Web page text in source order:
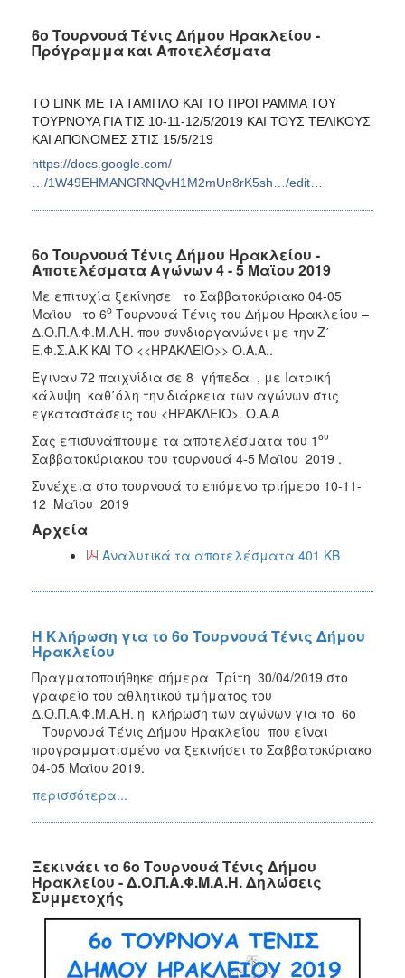
6ο Τουρνουά Τένις Δήμου Ηρακλείου -
Πρόγραμμα και Αποτελέσματα
TΟ LINK ME ΤΑ ΤΑΜΠΛΟ ΚΑΙ ΤΟ ΠΡΟΓΡΑΜΜΑ ΤΟΥ
ΤΟΥΡΝΟΥΑ ΓΙΑ ΤΙΣ 10-11-12/5/2019 ΚΑΙ ΤΟΥΣ ΤΕΛΙΚΟΥΣ
ΚΑΙ ΑΠΟΝΟΜΕΣ ΣΤΙΣ 15/5/219
https://docs.google.com/
…/1W49EHMANGRNQvH1M2mUn8rK5sh…/edit…
6ο Τουρνουά Τένις Δήμου Ηρακλείου -
Αποτελέσματα Αγώνων 4 - 5 Μαϊου 2019
Με επιτυχία ξεκίνησε το Σαββατοκύριακο 04-05
Μαϊου το 6ο Τουρνουά Τένις του Δήμου Ηρακλείου –
Δ.Ο.Π.Α.Φ.Μ.Α.Η. που συνδιοργανώνει με την Ζ΄
Ε.Φ.Σ.Α.Κ ΚΑΙ ΤΟ <<ΗΡΑΚΛΕΙΟ>> Ο.Α.Α..
Έγιναν 72 παιχνίδια σε 8 γήπεδα , με Ιατρική
κάλυψη καθ΄όλη την διάρκεια των αγώνων στις
εγκαταστάσεις του <ΗΡΑΚΛΕΙΟ>. Ο.Α.Α
Σας επισυνάπτουμε τα αποτελέσματα του 1 ου
Σαββατοκύριακου του τουρνουά 4-5 Μαϊου 2019 .
Συνέχεια στο τουρνουά το επόμενο τριήμερο 10-11-
12 Μαϊου 2019
Αρχεία
Αναλυτικά τα αποτελέσματα 401 KB
Η Κλήρωση για το 6ο Τουρνουά Τένις Δήμου
Ηρακλείου
Πραγματοποιήθηκε σήμερα Τρίτη 30/04/2019 στο
γραφείο του αθλητικού τμήματος του
Δ.Ο.Π.Α.Φ.Μ.Α.Η. η κλήρωση των αγώνων για το 6o
Τουρνουά Τένις Δήμου Ηρακλείου που είναι
προγραμματισμένο να ξεκινήσει το Σαββατοκύριακο
04-05 Μαϊου 2019.
περισσότερα...
Ξεκινάει το 6ο Τουρνουά Τένις Δήμου
Ηρακλείου - Δ.Ο.Π.Α.Φ.Μ.Α.Η. Δηλώσεις
Συμμετοχής